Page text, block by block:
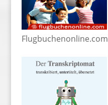
Flugbuchenonline.com